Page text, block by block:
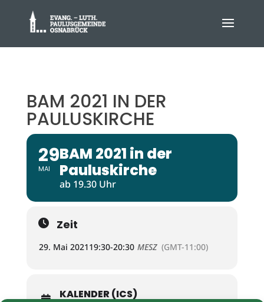
BAM 2021 IN DER
PAULUSKIRCHE
29
MAI
BAM 2021 in der
Pauluskirche
ab 19.30 Uhr
Zeit
29. Mai 202119:30-20:30 MESZ (GMT-11:00)
KALENDER (ICS)